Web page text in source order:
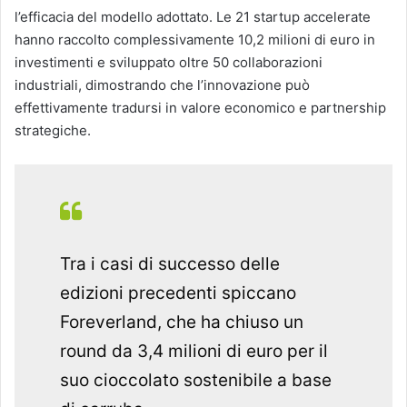
l’efficacia del modello adottato. Le 21 startup accelerate
hanno raccolto complessivamente 10,2 milioni di euro in
investimenti e sviluppato oltre 50 collaborazioni
industriali, dimostrando che l’innovazione può
effettivamente tradursi in valore economico e partnership
strategiche.
Tra i casi di successo delle
edizioni precedenti spiccano
Foreverland, che ha chiuso un
round da 3,4 milioni di euro per il
suo cioccolato sostenibile a base